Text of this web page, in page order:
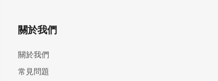
關於我們
關於我們
常見問題